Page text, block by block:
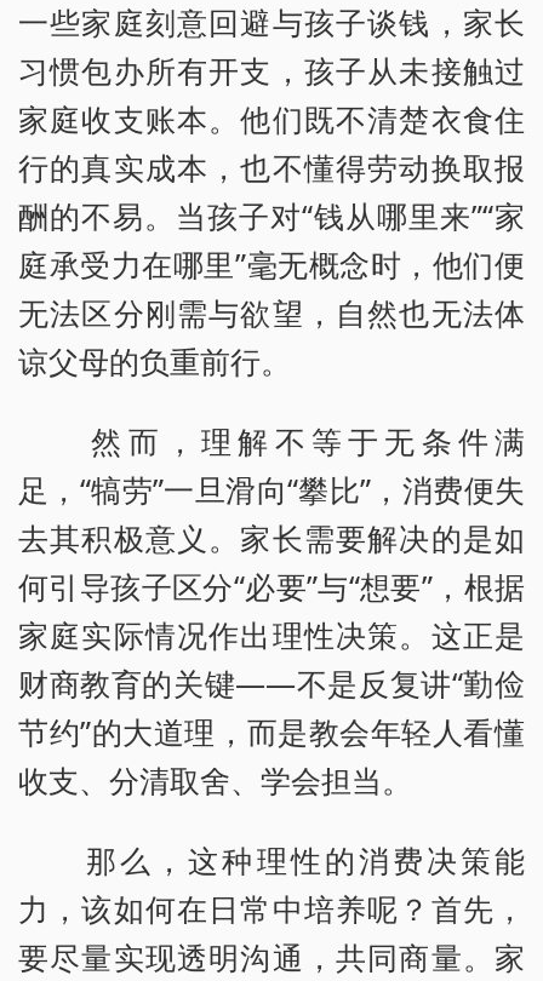
一些家庭刻意回避与孩子谈钱，家长
习惯包办所有开支，孩子从未接触过
家庭收支账本。他们既不清楚衣食住
行的真实成本，也不懂得劳动换取报
酬的不易。当孩子对“钱从哪里来”“家
庭承受力在哪里”毫无概念时，他们便
无法区分刚需与欲望，自然也无法体
谅父母的负重前行。
然而，理解不等于无条件满
足，“犒劳”一旦滑向“攀比”，消费便失
去其积极意义。家长需要解决的是如
何引导孩子区分“必要”与“想要”，根据
家庭实际情况作出理性决策。这正是
财商教育的关键——不是反复讲“勤俭
节约”的大道理，而是教会年轻人看懂
收支、分清取舍、学会担当。
那么，这种理性的消费决策能
力，该如何在日常中培养呢？首先，
要尽量实现透明沟通，共同商量。家